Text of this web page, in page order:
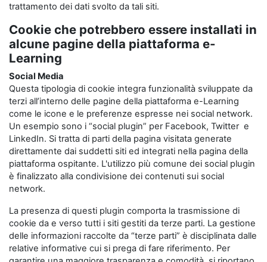
trattamento dei dati svolto da tali siti.
Cookie che potrebbero essere installati in
alcune pagine della piattaforma e-
Learning
Social Media
Questa tipologia di cookie integra funzionalità sviluppate da
terzi all’interno delle pagine della piattaforma e-Learning
come le icone e le preferenze espresse nei social network.
Un esempio sono i “social plugin” per Facebook, Twitter e
LinkedIn. Si tratta di parti della pagina visitata generate
direttamente dai suddetti siti ed integrati nella pagina della
piattaforma ospitante. L'utilizzo più comune dei social plugin
è finalizzato alla condivisione dei contenuti sui social
network.
La presenza di questi plugin comporta la trasmissione di
cookie da e verso tutti i siti gestiti da terze parti. La gestione
delle informazioni raccolte da “terze parti” è disciplinata dalle
relative informative cui si prega di fare riferimento. Per